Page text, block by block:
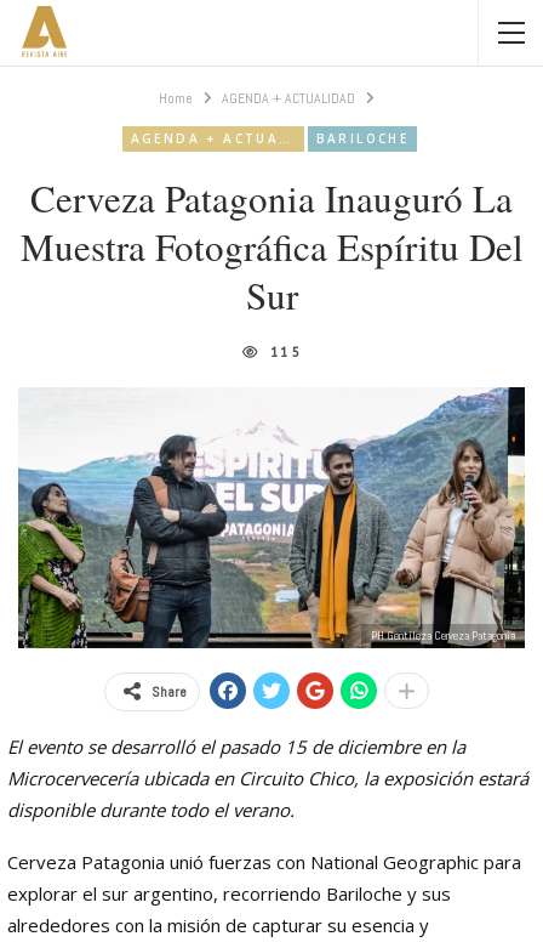
Home AGENDA + ACTUALIDAD
AGENDA + ACTUALIDAD BARILOCHE
Cerveza Patagonia Inauguró La
Muestra Fotográfica Espíritu Del
Sur
115
PH Gentileza Cerveza Patagonia
Share
El evento se desarrolló el pasado 15 de diciembre en la
Microcervecería ubicada en Circuito Chico, la exposición estará
disponible durante todo el verano.
Cerveza Patagonia unió fuerzas con National Geographic para
explorar el sur argentino, recorriendo Bariloche y sus
alrededores con la misión de capturar su esencia y